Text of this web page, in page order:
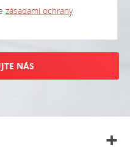
zásadami ochrany
NÁS